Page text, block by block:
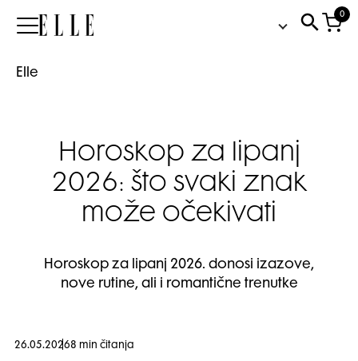
Elle
0
Elle
Horoskop za lipanj
2026: što svaki znak
može očekivati
Horoskop za lipanj 2026. donosi izazove,
nove rutine, ali i romantične trenutke
26.05.20268 min čitanja